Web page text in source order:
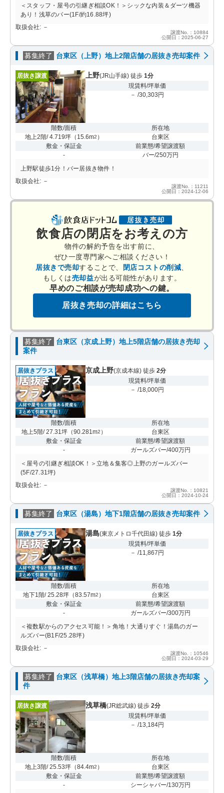
＜スタッフ・屋号の引継ぎ相談OK！＞シックな内装＆ダーツ機器
あり！浅草のバー(1F/約16.88坪)
取扱会社: －
譲渡No.：10884
公開日：2025-06-27
募集終了 台東区（上野）地上2階店舗の居抜き売却案件
居抜き譲渡 上野(JR山手線) 徒歩 1分
現賃料/坪単価
－ /30,303円
階数/面積
地上2階/ 4.719坪（ 15.6m2 ）
所在地
台東区
敷金・保証金
-
前業態/希望譲渡額
バー/250万円
上野駅徒歩1分！バー居抜き物件！
取扱会社: －
譲渡No.：11211
公開日：2024-12-06
飲食店の閉店をお考えの方
物件の解約予告を出す前に、
ぜひ一度専門家へご相談ください！
居抜きで売却することで、 閉店コストの削減
もしくは売却益が出る可能性があります。
早めのご相談が売却成功への鍵。
居抜き売却の詳細はこちら
募集終了
台東区（京成上野）地上5階店舗の居抜き売却
案件
居抜きプラス 京成上野(京成本線) 徒歩 2分
現賃料/坪単価
－ /18,000円
階数/面積
地上5階/ 27.31坪（90.281m2 ）
所在地
台東区
敷金・保証金
-
前業態/希望譲渡額
ガールズバー/400万円
＜屋号の引継ぎ相談OK！＞立地＆集客◎上野のガールズバー
(5F/27.31坪)
取扱会社: －
譲渡No.：10821
公開日：2024-10-24
募集終了 台東区（湯島）地下1階店舗の居抜き売却案件
居抜きプラス 湯島(東京メトロ千代田線) 徒歩 1分
現賃料/坪単価
－ /11,867円
階数/面積
地下1階/ 25.28坪 （83.57m2 ）
所在地
台東区
敷金・保証金
-
前業態/希望譲渡額
ガールズバー/300万円
＜複数駅からのアクセス可能！＞角地！大通りすぐ！湯島のガー
ルズバー(B1F/25.28坪)
取扱会社: －
譲渡No.：10546
公開日：2024-03-29
募集終了
台東区（浅草橋）地上3階店舗の居抜き売却案
件
居抜き譲渡 浅草橋(JR総武線) 徒歩 2分
現賃料/坪単価
－ /13,184円
階数/面積
地上3階/ 25.53坪（84.4m2 ）
所在地
台東区
敷金・保証金
-
前業態/希望譲渡額
シーシャバー/130万円